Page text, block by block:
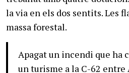
la via en els dos sentits. Les
massa forestal.
Apagat un incendi que ha
un turisme a la C-62 entre